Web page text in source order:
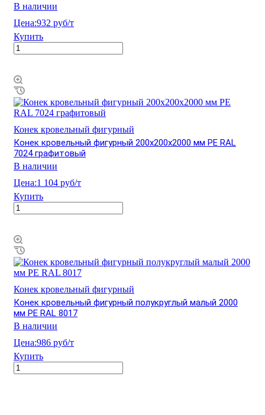
В наличии
Цена:932 руб/т
Купить
Конек кровельный фигурный
Конек кровельный фигурный 200х200х2000 мм PE RAL
7024 графитовый
В наличии
Цена:1 104 руб/т
Купить
Конек кровельный фигурный
Конек кровельный фигурный полукруглый малый 2000
мм PE RAL 8017
В наличии
Цена:986 руб/т
Купить